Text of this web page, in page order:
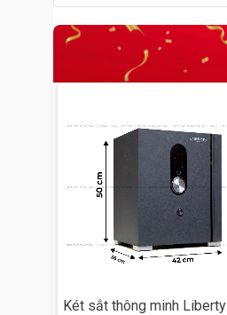
Két sắt thông minh Liberty